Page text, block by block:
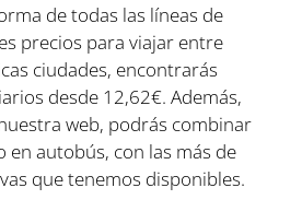
de todas las líneas de
precios para viajar entre
ciudades, encontrarás
desde 12,62€. Además,
web, podrás combinar
en autobús, con las más de
que tenemos disponibles.